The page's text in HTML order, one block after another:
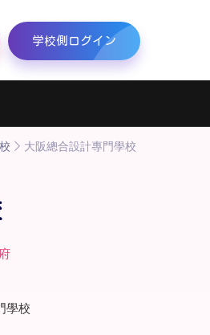
学校側ログイン
大阪總合設計專門學校
學校